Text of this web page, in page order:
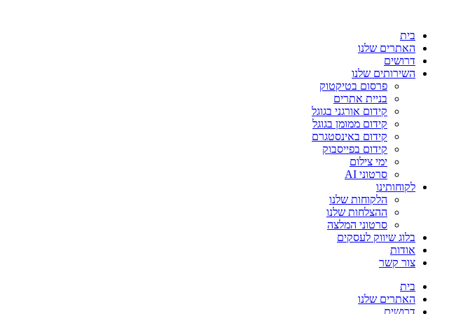
בית
האתרים שלנו
דרושים
השירותים שלנו
פרסום בטיקטוק
בניית אתרים
קידום אורגני בגוגל
קידום ממומן בגוגל
קידום באינסטגרם
קידום בפייסבוק
ימי צילום
סרטוני AI
לקוחותינו
הלקוחות שלנו
ההצלחות שלנו
סרטוני המלצה
בלוג שיווק לעסקים
אודות
צור קשר
בית
האתרים שלנו
דרושים